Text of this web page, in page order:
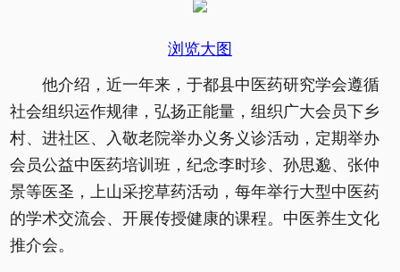
浏览大图
他介绍，近一年来，于都县中医药研究学会遵循
社会组织运作规律，弘扬正能量，组织广大会员下乡
村、进社区、入敬老院举办义务义诊活动，定期举办
会员公益中医药培训班，纪念李时珍、孙思邈、张仲
景等医圣，上山采挖草药活动，每年举行大型中医药
的学术交流会、开展传授健康的课程。中医养生文化
推介会。